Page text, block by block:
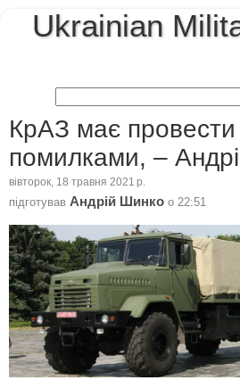
Ukrainian
КрАЗ має
помилками, –
вівторок, 18 травня 2021 р.
підготував Андрій Шинко о 22:51